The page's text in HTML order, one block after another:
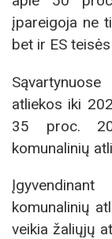
įpareigoja ne
bet ir ES
atliekos iki
35 proc.
komunalinių
komunalinių
veikia žaliųjų